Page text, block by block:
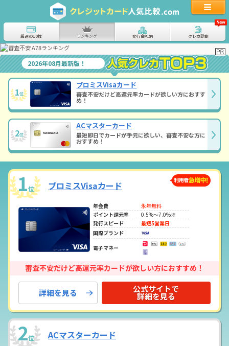
厳選の10枚 ランキング 発行会社別 クレカ診断
2026年08月最新版！
1位
プロミスVisaカード
審査不安だけど高還元率カードが欲しい方におすす
め！
2位
ACマスターカード
最短即日でカードが手元に欲しい、審査不安な方に
おすすめ！
1位 プロミスVisaカード
年会費
永年無料
ポイント還元率
0.5%～7.0%※
発行スピード
最短5営業日
国際ブランド
電子マネー
審査不安だけど高還元率カードが欲しい方におすすめ！
詳細を見る 公式サイトで
詳細を見る
2位 ACマスターカード